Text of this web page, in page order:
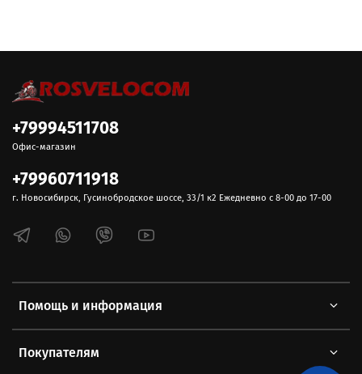
Помощь и информация
Покупателям
+79994511708
Офис-магазин
+79960711918
г. Новосибирск, Гусинобродское шоссе, 33/1 к2 Ежедневно с 8-00 до 17-00